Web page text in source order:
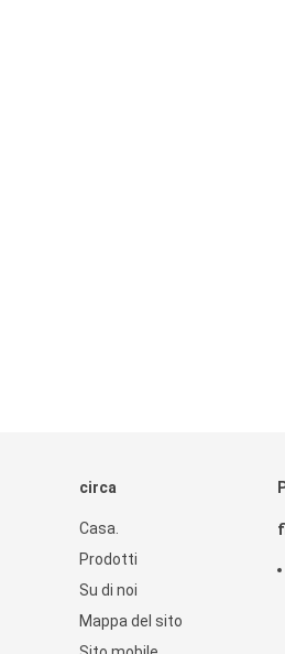
circa
Casa.
Prodotti
Su di noi
Mappa del sito